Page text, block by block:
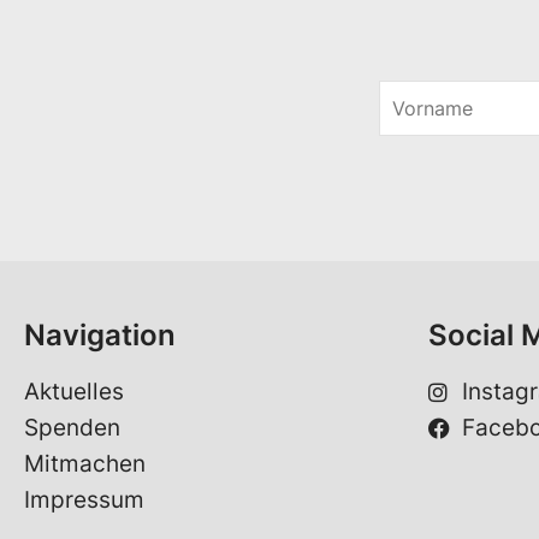
r
Navigation
Aktuelles
Spenden
Mitmachen
Impressum
Social